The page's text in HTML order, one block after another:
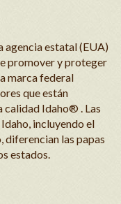
agencia estatal (EUA)
promover y proteger
marca federal
que están
calidad Idaho® . Las
incluyendo el
diferencian las papas
estados.